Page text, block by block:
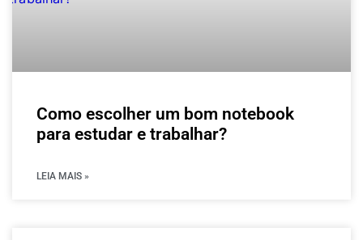
Como escolher um bom notebook
para estudar e trabalhar?
LEIA MAIS »